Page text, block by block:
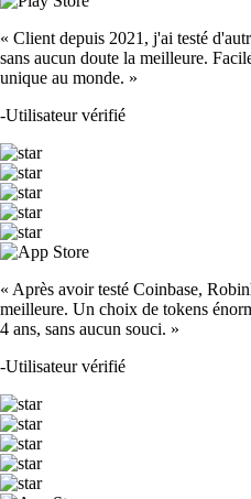
« Client depuis 2021, j'ai testé
sans aucun doute la meilleure.
unique au monde. »
-Utilisateur vérifié
« Après avoir testé Coinbase,
meilleure. Un choix de tokens
4 ans, sans aucun souci. »
-Utilisateur vérifié